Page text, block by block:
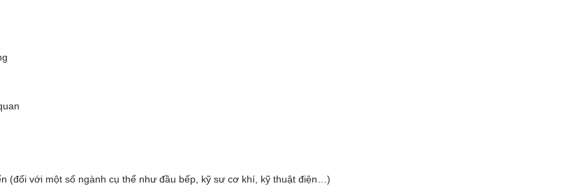
(đối với một số ngành cụ thể như đầu bếp, kỹ sư cơ khí, kỹ thuật điện…)